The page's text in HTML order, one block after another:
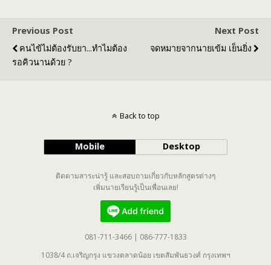
Previous Post
คนไข้ไม่ต้องรับยา...ทำไมต้อง
รอคิวนานด้วย ?
Next Post
จดหมายจากนายเข้ม เย็นยิ่ง
Back to top
Mobile Desktop
ติดตามสาระน่ารู้ และสอบถามเกี่ยวกับหลักสูตรต่างๆ
เพิ่มนายเรียนรู้เป็นเพื่อนเลย!
081-711-3466 | 086-777-1833
1038/4 ถ.เจริญกรุง แขวงตลาดน้อย เขตสัมพันธวงศ์ กรุงเทพฯ